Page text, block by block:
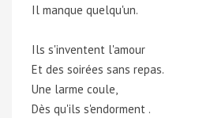
Il manque quelqu'un.
Ils s'inventent l'amour
Et des soirées sans repas.
Une larme coule,
Dès qu'ils s'endorment .